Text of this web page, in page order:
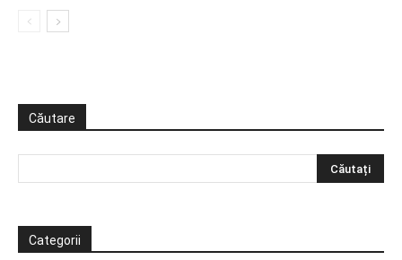
Căutare
Categorii